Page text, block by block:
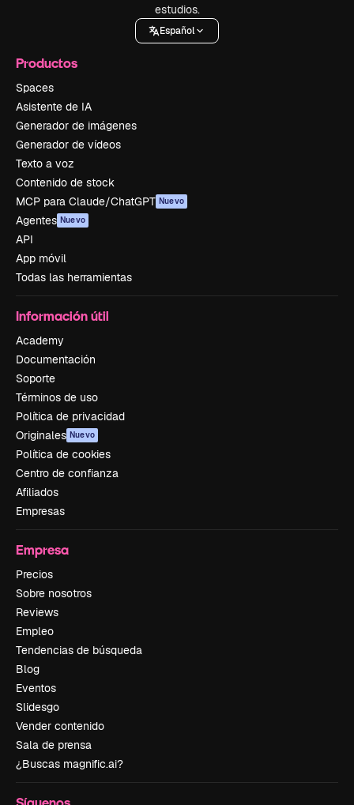
estudios.
Español
Productos
Spaces
Asistente de IA
Generador de imágenes
Generador de vídeos
Texto a voz
Contenido de stock
MCP para Claude/ChatGPT Nuevo
Agentes Nuevo
API
App móvil
Todas las herramientas
Información útil
Academy
Documentación
Soporte
Términos de uso
Política de privacidad
Originales Nuevo
Política de cookies
Centro de confianza
Afiliados
Empresas
Empresa
Precios
Sobre nosotros
Reviews
Empleo
Tendencias de búsqueda
Blog
Eventos
Slidesgo
Vender contenido
Sala de prensa
¿Buscas magnific.ai?